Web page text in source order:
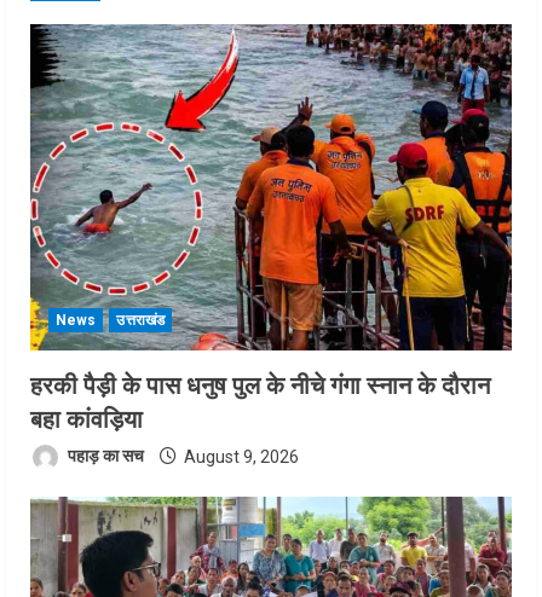
News उत्तराखंड
हरकी पैड़ी के पास धनुष पुल के नीचे गंगा स्नान के दौरान
बहा कांवड़िया
पहाड़ का सच August 9, 2026